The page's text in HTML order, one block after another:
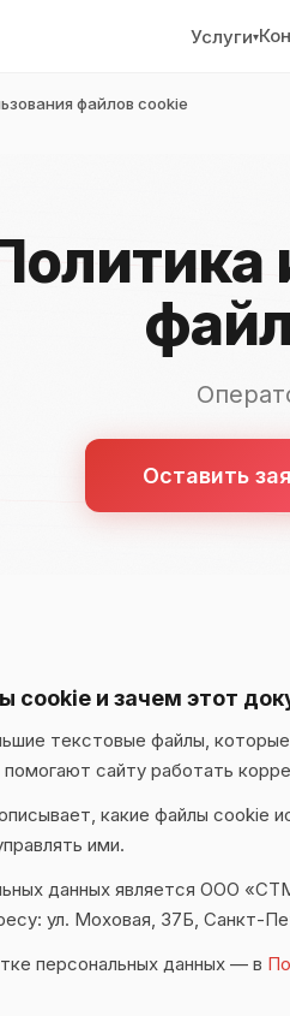
Услуги▾
файлов cookie
Оставить
cookie и зачем этот
текстовые файлы, которые
сайту работать
какие файлы cookie
ими.
данных является ООО
ул. Моховая, 37Б, Санкт-
персональных данных — в